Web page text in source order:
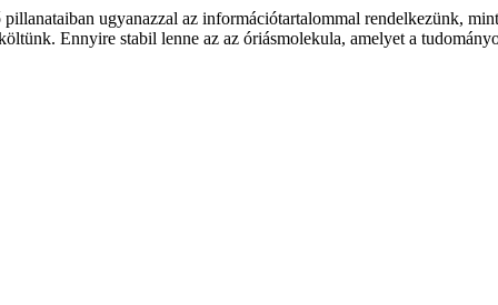
ugyanazzal az információtartalommal rendelkezünk,
Ennyire stabil lenne az az óriásmolekula, amelyet a